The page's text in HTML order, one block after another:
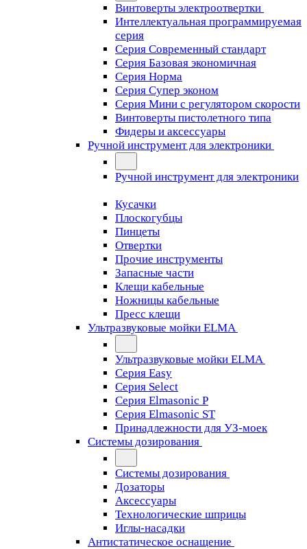
Винтоверты электроотвертки
Интеллектуальная программируемая
серия
Серия Современный стандарт
Серия Базовая экономичная
Серия Норма
Серия Cупер эконом
Серия Мини с регулятором скорости
Винтоверты пистолетного типа
Фидеры и аксессуары
Ручной инструмент для электроники
Ручной инструмент для электроники
Кусачки
Плоскогубцы
Пинцеты
Отвертки
Прочие инструменты
Запасные части
Клещи кабельные
Ножницы кабельные
Пресс клещи
Ультразвуковые мойки ELMA
Ультразвуковые мойки ELMA
Серия Easy
Серия Select
Серия Elmasonic P
Серия Elmasonic ST
Принадлежности для УЗ-моек
Системы дозирования
Системы дозирования
Дозаторы
Аксессуары
Технологические шприцы
Иглы-насадки
Антистатическое оснащение